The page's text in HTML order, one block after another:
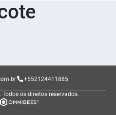
+552124411885
Todos os direitos reservados.